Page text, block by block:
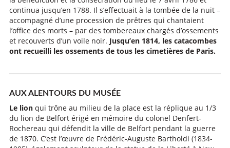
continua jusqu’en 1788. Il s’effectuait à la tombée de la nuit –
accompagné d’une procession de prêtres qui chantaient
l’office des morts – par des tombereaux chargés d’ossements
et recouverts d’un voile noir. Jusqu’en 1814, les catacombes
ont recueilli les ossements de tous les cimetières de Paris.
AUX ALENTOURS DU MUSÉE
Le lion qui trône au milieu de la place est la réplique au 1/3
du lion de Belfort érigé en mémoire du colonel Denfert-
Rochereau qui défendit la ville de Belfort pendant la guerre
de 1870. C’est l’œuvre de Frédéric-Auguste Bartholdi (1834-